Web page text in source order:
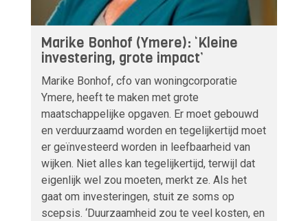
Marike Bonhof (Ymere): ‘Kleine
investering, grote impact’
Marike Bonhof, cfo van woningcorporatie
Ymere, heeft te maken met grote
maatschappelijke opgaven. Er moet gebouwd
en verduurzaamd worden en tegelijkertijd moet
er geïnvesteerd worden in leefbaarheid van
wijken. Niet alles kan tegelijkertijd, terwijl dat
eigenlijk wel zou moeten, merkt ze. Als het
gaat om investeringen, stuit ze soms op
scepsis. ‘Duurzaamheid zou te veel kosten, en